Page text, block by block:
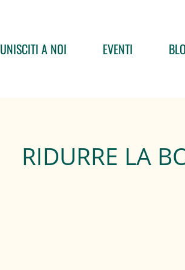
UNISCITI A NOI EVENTI
RIDURRE LA